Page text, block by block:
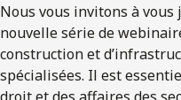
Nous vous invitons à
nouvelle série de
construction et
spécialisées. Il est